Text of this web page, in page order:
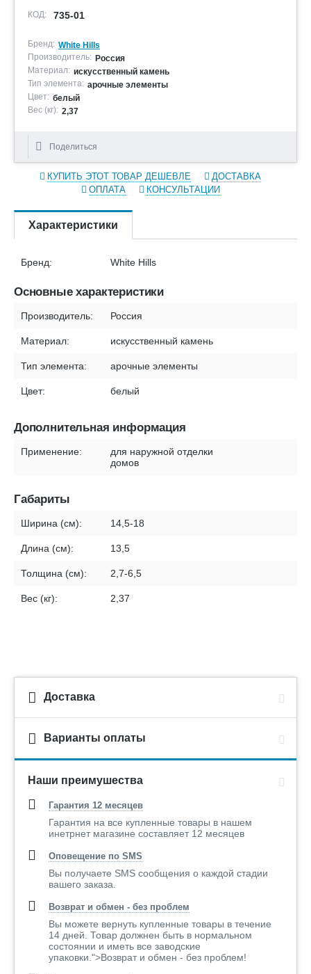
КОД: 735-01
Бренд: White Hills
Производитель: Россия
Материал: искусственный камень
Тип элемента: арочные элементы
Цвет: белый
Вес (кг): 2,37
Поделиться
КУПИТЬ ЭТОТ ТОВАР ДЕШЕВЛЕ
ДОСТАВКА
ОПЛАТА
КОНСУЛЬТАЦИИ
Характеристики
Бренд: White Hills
Основные характеристики
Производитель: Россия
Материал: искусственный камень
Тип элемента: арочные элементы
Цвет: белый
Дополнительная информация
Применение:
для наружной отделки
домов
Габариты
Ширина (см): 14,5-18
Длина (см): 13,5
Толщина (см): 2,7-6,5
Вес (кг): 2,37
Доставка
Варианты оплаты
Наши преимушества
Гарантия 12 месяцев
Гарантия на все купленные товары в нашем
инетрнет магазине составляет 12 месяцев
Оповещение по SMS
Вы получаете SMS сообщения о каждой стадии
вашего заказа.
Возврат и обмен - без проблем
Вы можете вернуть купленные товары в течение
14 дней. Товар должнен быть в нормальном
состоянии и иметь все заводские
упаковки.">Возврат и обмен - без проблем!